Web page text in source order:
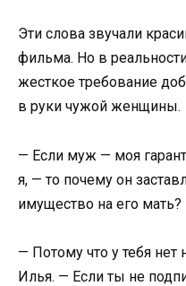
Эти слова звучали
фильма. Но в
жесткое требование
в руки чужой женщины.
— Если муж — моя
я, — то почему он
имущество на его мать?
— Потому что у тебя
Илья. — Если ты не